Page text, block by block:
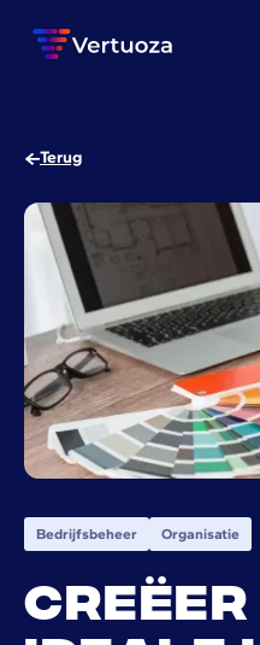
Terug
Bedrijfsbeheer Organisatie